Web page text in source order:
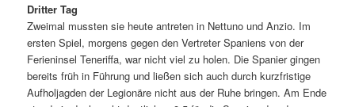
Dritter Tag
Zweimal mussten sie heute antreten in Nettuno und Anzio. Im
ersten Spiel, morgens gegen den Vertreter Spaniens von der
Ferieninsel Teneriffa, war nicht viel zu holen. Die Spanier gingen
bereits früh in Führung und ließen sich auch durch kurzfristige
Aufholjagden der Legionäre nicht aus der Ruhe bringen. Am Ende